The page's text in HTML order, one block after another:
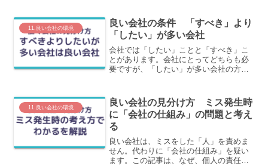
社は良い会社である理由を、具体的にわ
かりやすく解説します。
11.良い会社の環境
良い会社の条件 「すべき」より
「したい」が多い会社
会社では「したい」ことと「すべき」こ
とがあります。会社にとってどちらも必
要ですが、「したい」が多い会社の方が
い会社かをわかりやすく解説します。
11.良い会社の環境
良い会社の見分け方 ミス発生時
に「会社の仕組み」の問題と考え
る
良い会社は、ミスをした「人」を責めま
せん。代わりに「会社の仕組み」を疑い
ます。この記事は、なぜ、個人の責任に